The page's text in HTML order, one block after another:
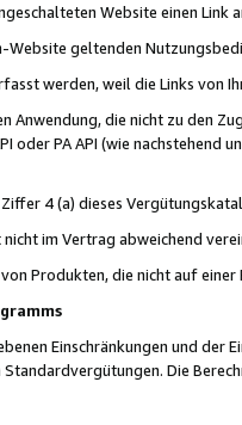
Website einen Link
geltenden
werden, weil die Links von
Anwendung, die nicht zu den
oder PA API (wie
4 (a) dieses
im Vertrag abweichend
Produkten, die nicht auf
Einschränkungen und der
Standardvergütungen. Die